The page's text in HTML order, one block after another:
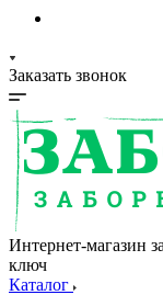
Заказать звонок
Интернет-магазин
ключ
Каталог